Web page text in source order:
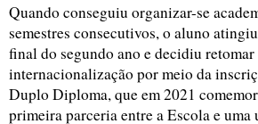
Quando conseguiu organizar-se
semestres consecutivos, o aluno
final do segundo ano e decidiu retomar
internacionalização por meio da
Duplo Diploma, que em 2021
primeira parceria entre a Escola e uma